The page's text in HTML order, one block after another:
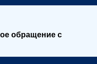
обращение с